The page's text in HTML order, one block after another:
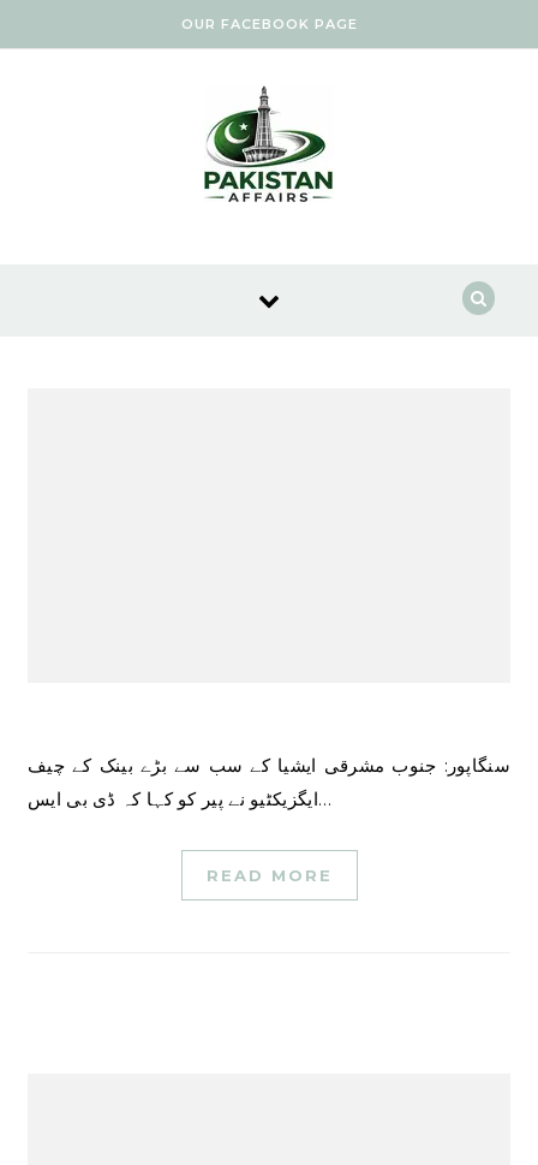
OUR FACEBOOK PAGE
سنگاپور: جنوب مشرقی ایشیا کے سب سے بڑے بینک کے چیف
ایگزیکٹیو نے پیر کو کہا کہ ڈی بی ایس…
READ MORE